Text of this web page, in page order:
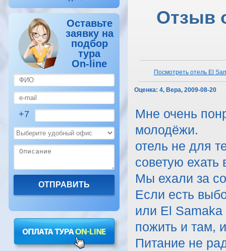
Оставьте
заявку на
подбор
тура
On-line
+7
Отзыв
Посмотреть отель El
Оценка: 4, Вера, 2009-08-20
Мне очень
молодёжи.
отель не для
советую ехать
Мы ехали за
Если есть
или El
пожить и там,
Питание не